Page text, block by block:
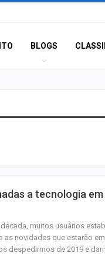
BLOGS
a tecnologia
muitos usuários
as novidades que estarão
despedirmos de 2019 e